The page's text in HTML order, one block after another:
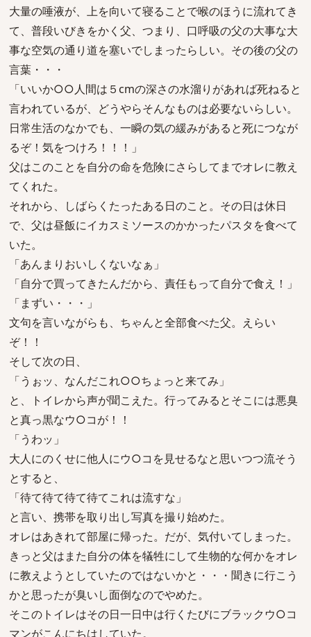
大量の唾液が、上を向いて寝ることで喉のほうに流れてき
て、普段いびきをかく父、つまり、口呼吸の父の大事な大
事な空気の通り道を塞いでしまったらしい。その後の父の
言葉・・・
「いいか○○人間は５cmの深さの水溜りがあれば死ねると
言われているが、どうやらそんなものは必要ないらしい。
日常生活のなかでも、一瞬の気の緩みがあると死につなが
るぞ！気をつけろ！！！」
父はこのことを自分の命を危険にさらしてまでオレに教え
てくれた。
それから、しばらくたったある日のこと。その日は休日
で、父は昼飯にイカスミソースのかかったパスタを食べて
いた。
「あんまりおいしくないなぁ」
「自分で買ってきたんだから、責任もって自分で食え！」
「まずい・・・」
文句を言いながらも、ちゃんと全部食べた父。えらい
ぞ！！
そして次の日、
「うぉッ、なんだこれ○○ちょっと来てみ」
と、トイレから声が聞こえた。行ってみるとそこには悪臭
と真っ黒なウ○コが！！
「うわッ」
大人にのくせに他人にウ○コを見せるなと思いつつ流そう
とすると、
「待て待て待て待てこれは流すな」
と言い、携帯を取り出し写真を撮り始めた。
オレはあきれて部屋に帰った。だが、気付いてしまった。
きっと父はまた自分の体を犠牲にして生物的な何かをオレ
に教えようとしていたのではないかと・・・聞きに行こう
かと思ったが臭いし面倒なのでやめた。
そこのトイレはその日一日中は行くたびにブラックウ○コ
マンがこんにちはしていた。